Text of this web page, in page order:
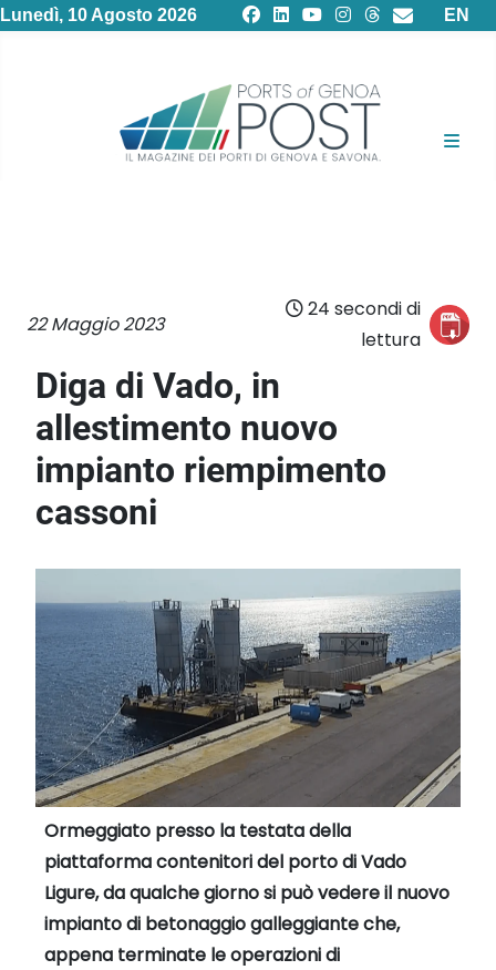
Lunedì, 10 Agosto 2026 EN
22 Maggio 2023
24 secondi di
lettura
Diga di Vado, in
allestimento nuovo
impianto riempimento
cassoni
Ormeggiato presso la testata della
piattaforma contenitori del porto di Vado
Ligure, da qualche giorno si può vedere il nuovo
impianto di betonaggio galleggiante che,
appena terminate le operazioni di